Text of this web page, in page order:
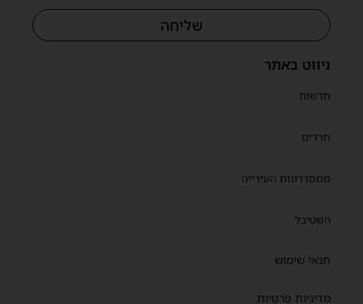
ניווט באתר
חדשות
חרדים
ממסדרונות העירייה
השטיבל
תנאי שימוש
מדיניות פרטיות
שליחה